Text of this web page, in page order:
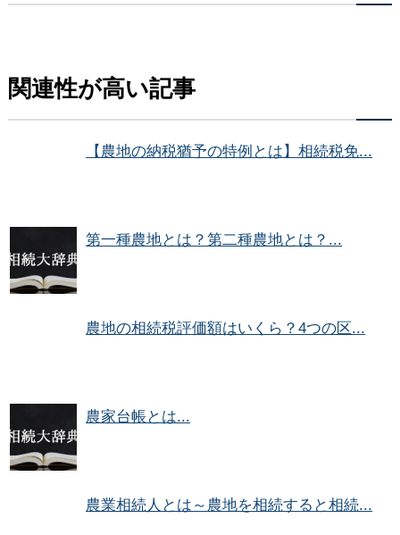
関連性が高い記事
【農地の納税猶予の特例とは】相続税免...
第一種農地とは？第二種農地とは？...
農地の相続税評価額はいくら？4つの区...
農家台帳とは...
農業相続人とは～農地を相続すると相続...